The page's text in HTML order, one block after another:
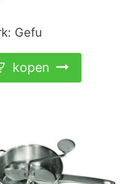
Gefu
kopen